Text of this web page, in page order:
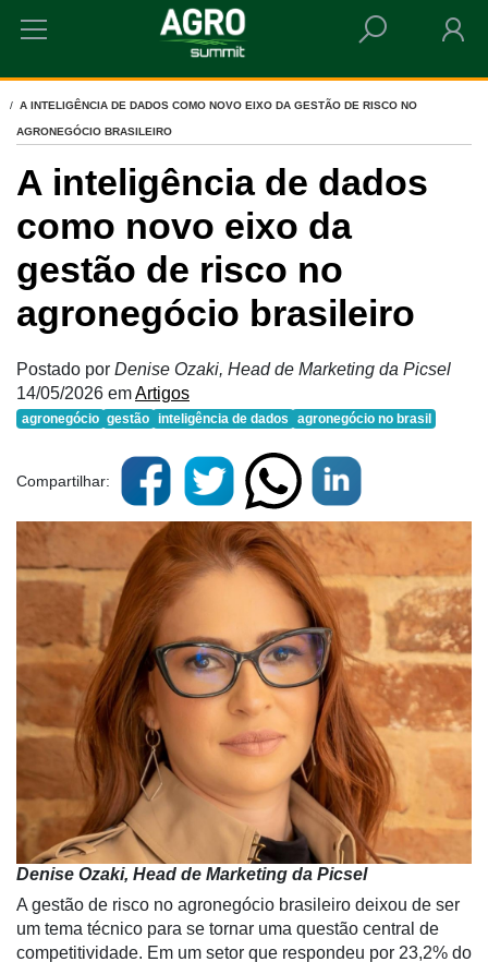
HOME
A INTELIGÊNCIA DE DADOS COMO NOVO EIXO DA GESTÃO DE RISCO NO
AGRONEGÓCIO BRASILEIRO
A inteligência de dados
como novo eixo da
gestão de risco no
agronegócio brasileiro
Postado por Denise Ozaki, Head de Marketing da Picsel
14/05/2026 emArtigos
agronegócio gestão inteligência de dados agronegócio no brasil
Compartilhar:
Denise Ozaki, Head de Marketing da Picsel
A gestão de risco no agronegócio brasileiro deixou de ser
um tema técnico para se tornar uma questão central de
competitividade. Em um setor que respondeu por 23,2% do